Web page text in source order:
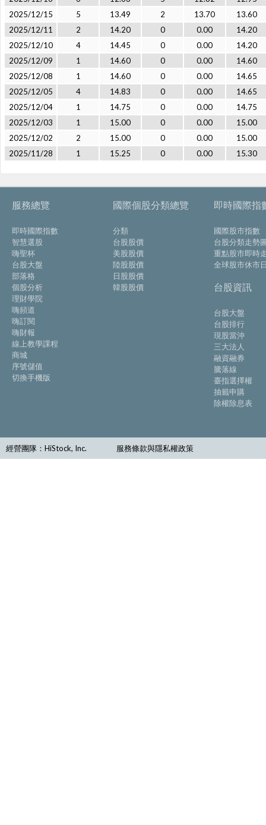
2025/12/15
5 13.49 2 13.70
13.60
2025/12/11
2 14.20 0 0.00
14.20
2025/12/10
4 14.45 0 0.00
14.20
2025/12/09
1 14.60 0 0.00
14.60
2025/12/08
1 14.60 0 0.00
14.65
2025/12/05
4 14.83 0 0.00
14.65
2025/12/04
1 14.75 0 0.00
14.75
2025/12/03
1 15.00 0 0.00
15.00
2025/12/02
2 15.00 0 0.00
15.00
2025/11/28
1 15.25 0 0.00 15.30
服務總覽
即時國際指數
智慧選股
嗨聖杯
台股大盤
部落格
個股分析
理財學院
嗨頻道
嗨訂閱
嗨財報
線上教學課程
商城
序號儲值
切換手機版
國際個股分類總覽
分類
台股股價
美股股價
陸股股價
日股股價
韓股股價
即時國際指
國際股市指數
台股分類走勢
重點股市即時
全球股市休市
台股資訊
台股大盤
台股排行
現股當沖
三大法人
融資融券
騰落線
臺指選擇權
抽籤申購
除權除息表
經營團隊：HiStock, Inc. 服務條款與隱私權政策